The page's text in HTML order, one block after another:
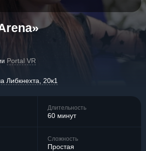
Portal VR
Либкнехта, 20к1
Длительность
60 минут
Сложность
Простая